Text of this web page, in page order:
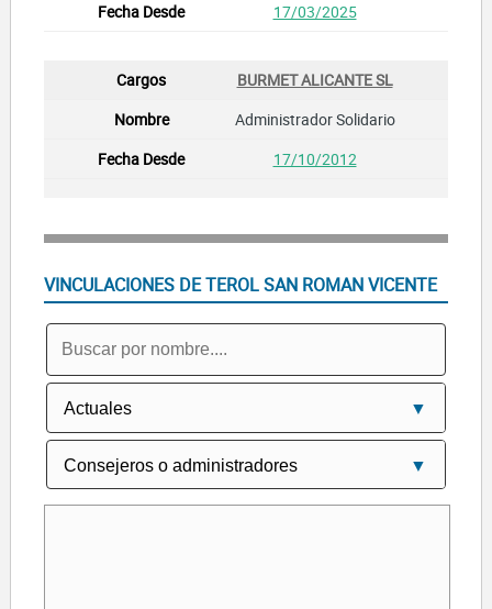
17/03/2025
BURMET ALICANTE SL
Administrador Solidario
17/10/2012
VINCULACIONES DE TEROL SAN ROMAN VICENTE